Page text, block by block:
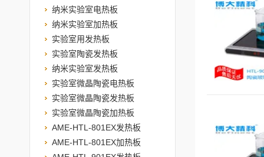
纳米实验室电热板
纳米实验室加热板
实验室用发热板
实验室陶瓷发热板
纳米实验室发热板
实验室微晶陶瓷电热板
实验室微晶陶瓷发热板
实验室微晶陶瓷加热板
AME-HTL-801EX发热板
AME-HTL-801EX加热板